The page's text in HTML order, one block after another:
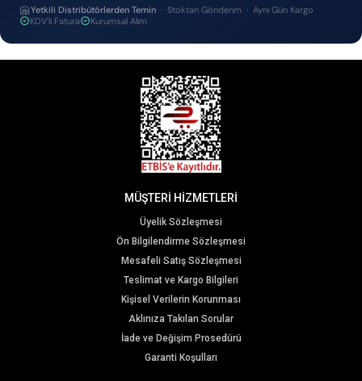
Yetkili Distribütörlerden Temin · Stoktan Gönderim · Aynı Gün Kargo
KDV'li Fatura
Kurumsal Alım
MÜŞTERİ HİZMETLERİ
Üyelik Sözleşmesi
Ön Bilgilendirme Sözleşmesi
Mesafeli Satış Sözleşmesi
Teslimat ve Kargo Bilgileri
Kişisel Verilerin Korunması
Aklınıza Takılan Sorular
İade ve Değişim Prosedürü
Garanti Koşulları